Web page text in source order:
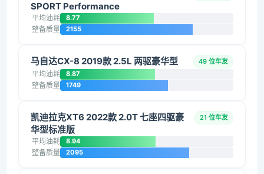
SPORT Performance
平均油耗 8.77
整备质量 2155
马自达CX-8 2019款 2.5L 两驱豪华型 49 位车友
平均油耗 8.87
整备质量 1749
凯迪拉克XT6 2022款 2.0T 七座四驱豪
华型标准版
21 位车友
平均油耗 8.94
整备质量 2095